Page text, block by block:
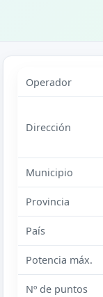
Operador
Dirección
Municipio
Provincia
País
Potencia máx.
Nº de puntos